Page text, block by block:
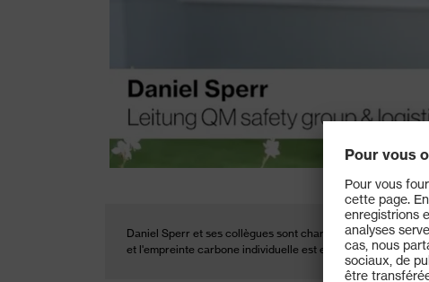
Daniel Sperr et ses collègues sont chargés de calculer
et l'empreinte carbone individuelle est ensuite calculée.